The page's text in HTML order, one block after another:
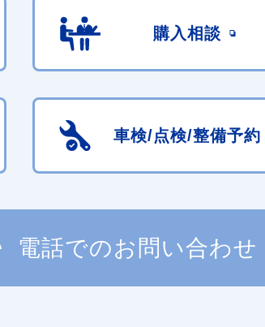
購入相談
車検/点検/整備予約
電話でのお問い合わせ